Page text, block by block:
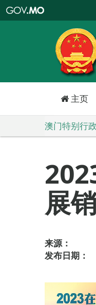
特
政
区
政
口
主页
澳门特别行
展
来源：
发布日期：